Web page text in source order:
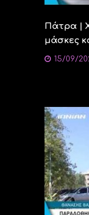
Πάτρα |
μάσκες
15/09/